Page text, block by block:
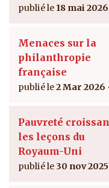
18 mai 2026
Menaces sur la
philanthropie
française
2 Mar 2026
Pauvreté
les leçons du
Royaum-Uni
30 nov 2025